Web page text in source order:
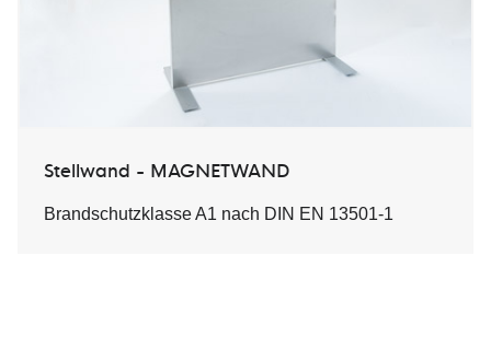
Stellwand - MAGNETWAND
Brandschutzklasse A1 nach DIN EN 13501-1